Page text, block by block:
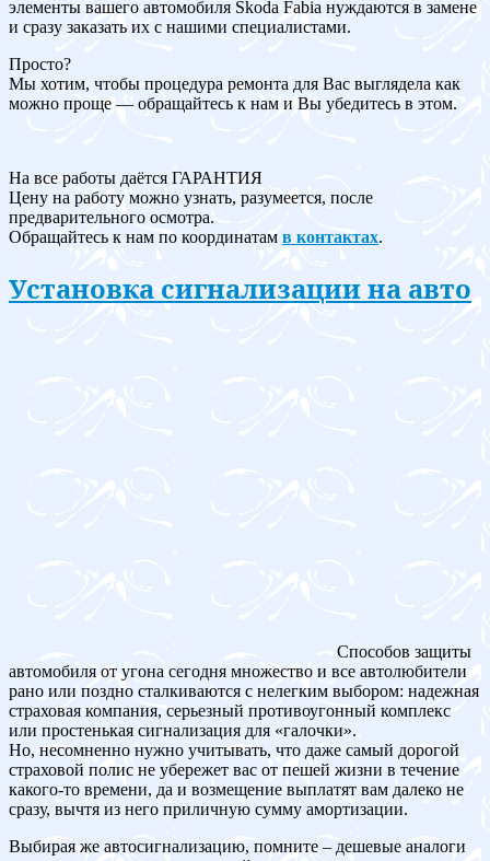
элементы вашего автомобиля Skoda Fabia нуждаются в замене
и сразу заказать их с нашими специалистами.
Просто?
Мы хотим, чтобы процедура ремонта для Вас выглядела как
можно проще — обращайтесь к нам и Вы убедитесь в этом.
На все работы даётся ГАРАНТИЯ
Цену на работу можно узнать, разумеется, после
предварительного осмотра.
Обращайтесь к нам по координатам в контактах.
Установка сигнализации на авто
Способов защиты
автомобиля от угона сегодня множество и все автолюбители
рано или поздно сталкиваются с нелегким выбором: надежная
страховая компания, серьезный противоугонный комплекс
или простенькая сигнализация для «галочки».
Но, несомненно нужно учитывать, что даже самый дорогой
страховой полис не убережет вас от пешей жизни в течение
какого-то времени, да и возмещение выплатят вам далеко не
сразу, вычтя из него приличную сумму амортизации.
Выбирая же автосигнализацию, помните – дешевые аналоги